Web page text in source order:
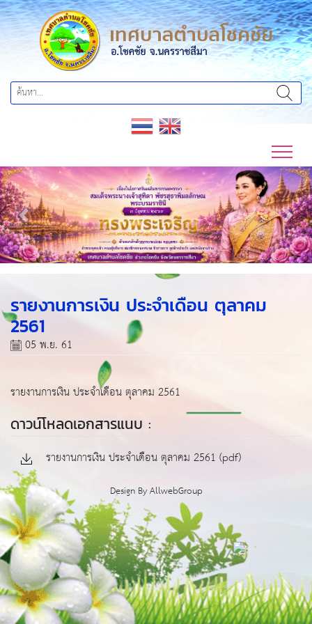
Previous Next
รายงานการเงิน ประจำเดือน ตุลาคม
2561
05 พ.ย. 61
รายงานการเงิน ประจำเดือน ตุลาคม 2561
ดาวน์โหลดเอกสารแนบ :
รายงานการเงิน ประจำเดือน ตุลาคม 2561 (pdf)
Design ByAllwebGroup